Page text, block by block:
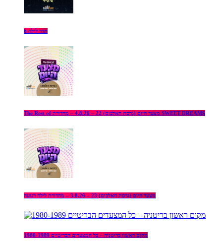
תדר לילה 6
The Rest of מצעד היום (גרסת האלבום) 22 – 4.8.26 – מהדורת SWEET DREAMS
מצעד היום (גרסת האלבום) 23 – 3.8.26 – מהדורת לילה רגועה
מקום ראשון בריטניה – כל המצעדים הבריטיים 1980-1989